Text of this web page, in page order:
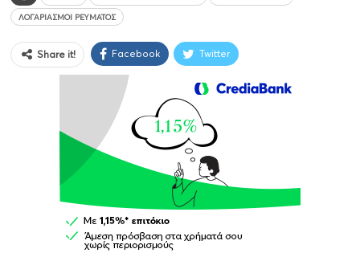
ΛΟΓΑΡΙΑΣΜΟΊ ΡΕΎΜΑΤΟΣ
Share it! Facebook Twitter